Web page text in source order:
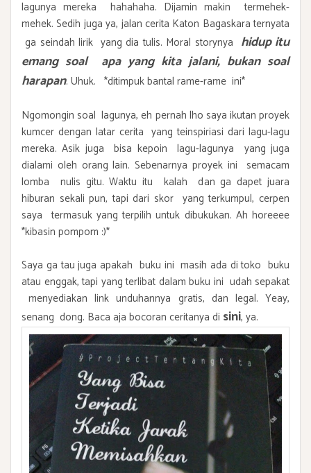
lagunya mereka hahahaha. Dijamin makin termehek-
mehek. Sedih juga ya, jalan cerita Katon Bagaskara ternyata
ga seindah lirik yang dia tulis. Moral storynya hidup itu
emang soal apa yang kita jalani, bukan soal
harapan. Uhuk. *ditimpuk bantal rame-rame ini*
Ngomongin soal lagunya, eh pernah lho saya ikutan proyek
kumcer dengan latar cerita yang teinspiriasi dari lagu-lagu
mereka. Asik juga bisa kepoin lagu-lagunya yang juga
dialami oleh orang lain. Sebenarnya proyek ini semacam
lomba nulis gitu. Waktu itu kalah dan ga dapet juara
hiburan sekali pun, tapi dari skor yang terkumpul, cerpen
saya termasuk yang terpilih untuk dibukukan. Ah horeeee
*kibasin pompom :)*
Saya ga tau juga apakah buku ini masih ada di toko buku
atau enggak, tapi yang terlibat dalam buku ini udah sepakat
menyediakan link unduhannya gratis, dan legal. Yeay,
senang dong. Baca aja bocoran ceritanya di sini, ya.